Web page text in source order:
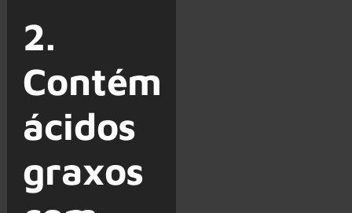
2.
Contém
ácidos
graxos